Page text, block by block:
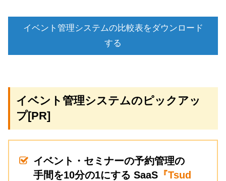
イベント管理システムの比較表をダウンロード
する
イベント管理システムのピックアッ
プ[PR]
イベント・セミナーの予約管理の
手間を10分の1にする SaaS 『Tsud